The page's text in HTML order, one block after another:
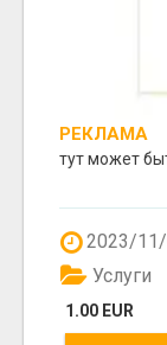
РЕКЛАМА
тут может
2023/
1.00 EUR
Услуги